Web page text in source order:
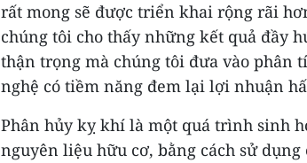
rất mong sẽ được triển khai rộng rãi
chúng tôi cho thấy những kết quả đầy
thận trọng mà chúng tôi đưa vào phân
nghệ có tiềm năng đem lại lợi nhuận
Phân hủy kỵ khí là một quá trình sinh
nguyên liệu hữu cơ, bằng cách sử